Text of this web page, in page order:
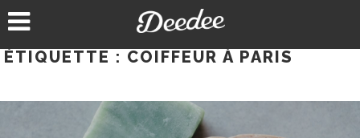
au
ÉTIQUETTE : COIFFEUR À PARIS